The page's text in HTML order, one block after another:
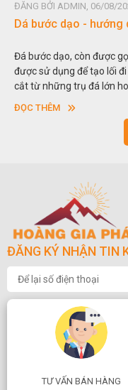
ĐĂNG BỞI ADMIN, 06/08/
Dá bước dạo - hướng
Đá bước dạo, còn được
được sử dụng để tạo lối
cắt từ những trụ đá lớn
vuông hoặc hình chữ
ĐỌC THÊM
ĐĂNG KÝ NHẬN TIN
TƯ VẤN BÁN HÀNG